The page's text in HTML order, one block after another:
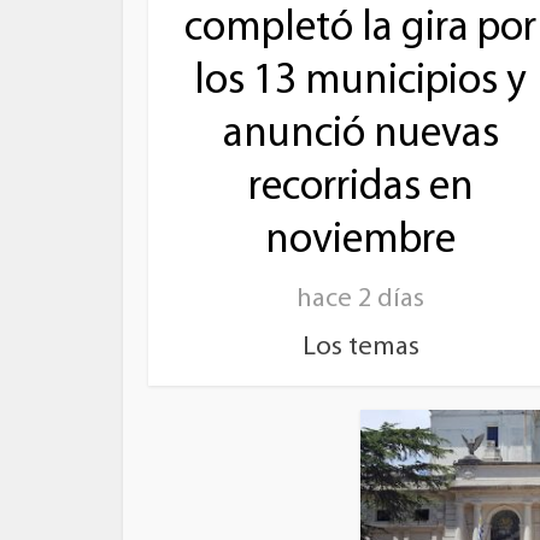
completó la gira por
los 13 municipios y
anunció nuevas
recorridas en
noviembre
hace 2 días
Los temas